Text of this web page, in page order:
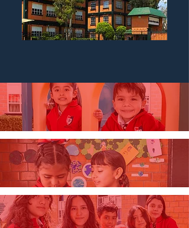
KÍNDER
PRIMARIA
SECUNDARIA